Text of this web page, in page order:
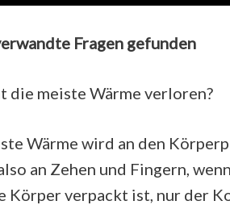
Fragen gefunden
die meiste Wärme verloren?
Wärme wird an den
an Zehen und Fingern,
Körper verpackt ist, nur der